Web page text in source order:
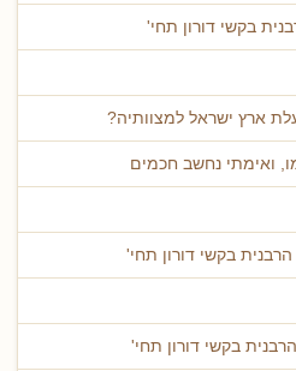
בקשי דורון תחי'
ארץ ישראל למצוותיה?
ואימתי נחשב חכמים
בקשי דורון תחי'
בקשי דורון תחי'